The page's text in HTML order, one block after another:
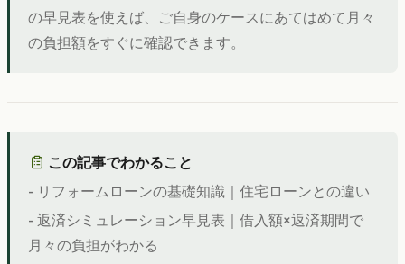
の早見表を使えば、ご自身のケースにあてはめて月々
の負担額をすぐに確認できます。
この記事でわかること
- リフォームローンの基礎知識｜住宅ローンとの違い
- 返済シミュレーション早見表｜借入額×返済期間で
月々の負担がわかる